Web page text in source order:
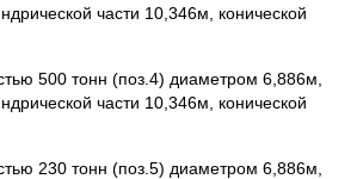
части 10,346м, конической
500 тонн (поз.4) диаметром 6,886м,
части 10,346м, конической
230 тонн (поз.5) диаметром 6,886м,